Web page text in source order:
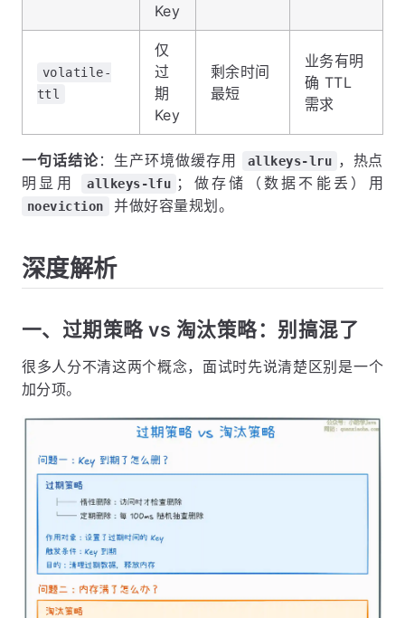
Key
volatile-
ttl
仅
过
期
Key
剩余时间
最短
业务有明
确 TTL
需求
一句话结论：生产环境做缓存用 allkeys-lru ，热点
明显用
allkeys-lfu ；做存储（数据不能丢）用
noeviction 并做好容量规划。
深度解析
一、过期策略 vs 淘汰策略：别搞混了
很多人分不清这两个概念，面试时先说清楚区别是一个
加分项。